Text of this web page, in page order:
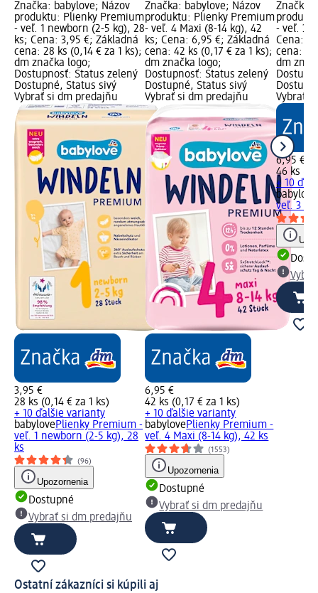
Značka: babylove; Názov
produktu: Plienky Premium
- veľ. 1 newborn (2-5 kg), 28
ks; Cena: 3,95 €; Základná
cena: 28 ks (0,14 € za 1 ks);
dm značka logo;
Dostupnosť: Status zelený
Dostupné, Status sivý
Vybrať si dm predajňu
3,95 €
28 ks (0,14 € za 1 ks)
+ 10 ďalšie varianty
babylovePlienky Premium -
veľ. 1 newborn (2-5 kg), 28
ks
(96)
Upozornenia
Dostupné
Vybrať si dm predajňu
Značka: babylove; Názov
produktu: Plienky Premium
- veľ. 4 Maxi (8-14 kg), 42
ks; Cena: 6,95 €; Základná
cena: 42 ks (0,17 € za 1 ks);
dm značka logo;
Dostupnosť: Status zelený
Dostupné, Status sivý
Vybrať si dm predajňu
6,95 €
42 ks (0,17 € za 1 ks)
+ 10 ďalšie varianty
babylovePlienky Premium -
veľ. 4 Maxi (8-14 kg), 42 ks
(1553)
Upozornenia
Dostupné
Vybrať si dm predajňu
Značka:
- veľ. 3
Cena:
cena: 46
dm
Vybrať
6,95 €
46 ks
+ 10
babylove
veľ. 3
Ostatní zákazníci si kúpili aj